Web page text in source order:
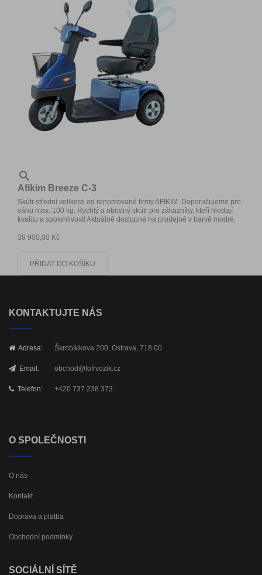

Afikim Breeze C-3
Skútr střední velikosti od renomované firmy AFIKIM. Doporučujeme pro
váhu max. 100 kg. Rychlý a obratný skútr pro zákazníky, kteří hledají
kvalitu a spolehlivost! Aktuálně dostupné na prodejně v barvě modré.
39 900,00 Kč
PŘIDAT DO KOŠÍKU
KONTAKTUJTE NÁS
Adresa: Škrobálkova 200, Ostrava, 718 00
Email: obchod@fofrvozik.cz
Telefon: +420 737 238 373
O SPOLEČNOSTI
O nás
Kontakt
Doprava a platba
Obchodní podmínky
SOCIÁLNÍ SÍTĚ